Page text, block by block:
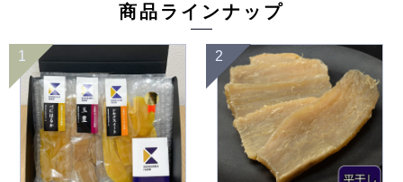
商品ラインナップ
1 2